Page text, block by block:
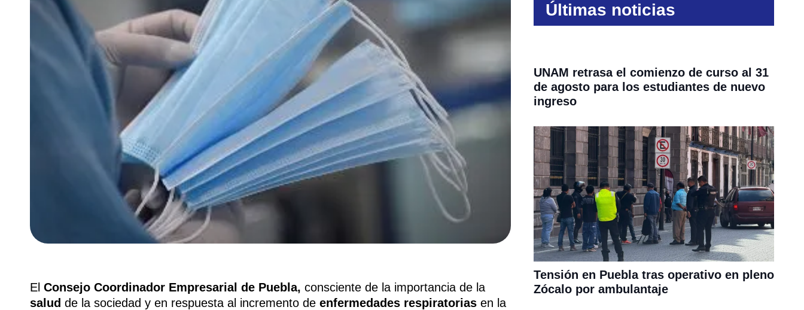
El Consejo Coordinador Empresarial de Puebla, consciente de la importancia de la
salud de la sociedad y en respuesta al incremento de enfermedades respiratorias en la
Últimas noticias
UNAM retrasa el comienzo de curso al 31
de agosto para los estudiantes de nuevo
ingreso
Tensión en Puebla tras operativo en pleno
Zócalo por ambulantaje